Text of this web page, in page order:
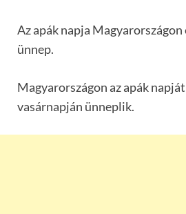
Az apák napja
ünnep.
Magyarországon az apák
vasárnapján ünneplik.